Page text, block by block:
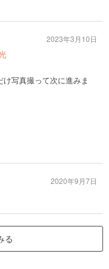
写真撮って次に進みま
2023年3月10日
2020年9月7日
る